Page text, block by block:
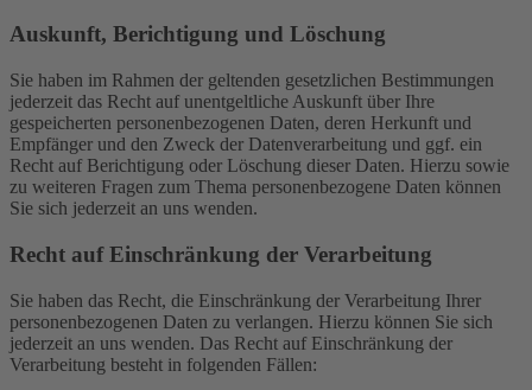
Auskunft, Berichtigung und Löschung
Sie haben im Rahmen der geltenden gesetzlichen Bestimmungen
jederzeit das Recht auf unentgeltliche Auskunft über Ihre
gespeicherten personenbezogenen Daten, deren Herkunft und
Empfänger und den Zweck der Datenverarbeitung und ggf. ein
Recht auf Berichtigung oder Löschung dieser Daten. Hierzu sowie
zu weiteren Fragen zum Thema personenbezogene Daten können
Sie sich jederzeit an uns wenden.
Recht auf Einschränkung der Verarbeitung
Sie haben das Recht, die Einschränkung der Verarbeitung Ihrer
personenbezogenen Daten zu verlangen. Hierzu können Sie sich
jederzeit an uns wenden. Das Recht auf Einschränkung der
Verarbeitung besteht in folgenden Fällen: